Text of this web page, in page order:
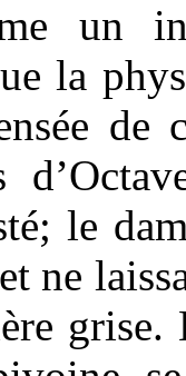
un
la
de
le
ne
grise.